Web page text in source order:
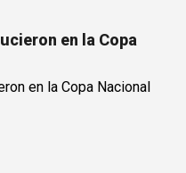
en la Copa